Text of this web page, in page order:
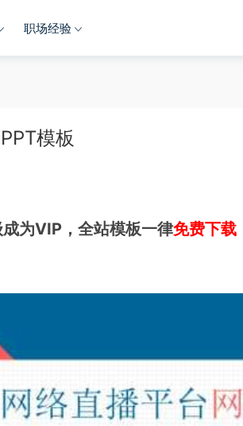
职场经验
模板
成为VIP，全站模板一律免费下载